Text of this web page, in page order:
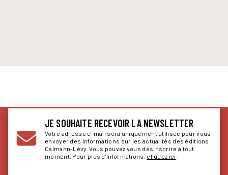
JE SOUHAITE RECEVOIR LA NEWSLETTER
Votre adresse e-mail sera uniquement utilisée pour vous
envoyer des informations sur les actualités des éditions
Calmann-Lévy. Vous pouvez vous désinscrire à tout
moment. Pour plus d’informations, cliquez ici